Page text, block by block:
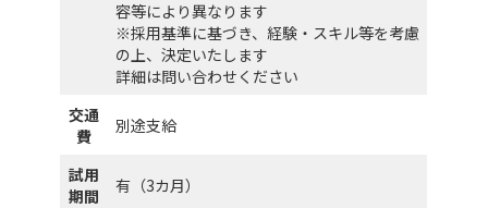
容等により異なります
※採用基準に基づき、経験・スキル等を考慮
の上、決定いたします
詳細は問い合わせください
交通
費
別途支給
試用
期間
有（3カ月）